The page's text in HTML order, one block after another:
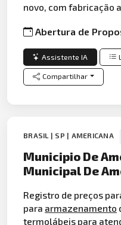
novo, com fabricação
Abertura de
Assistente IA
Compartilhar
BRASIL | SP | AMERICANA
Municipio De
Municipal De
Registro de preços
para armazenamento
termolábeis para